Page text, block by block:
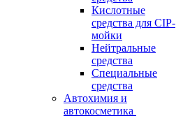
Кислотные
средства для CIP-
мойки
Нейтральные
средства
Специальные
средства
Автохимия и
автокосметика